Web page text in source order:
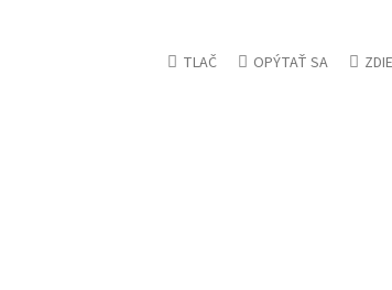
TLAČ OPÝTAŤ SA